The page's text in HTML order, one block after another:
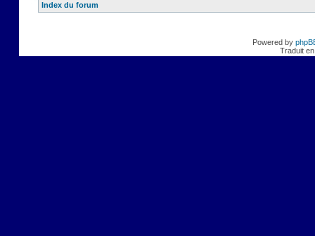
Index du forum
Powered by
Traduit